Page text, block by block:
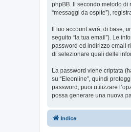
phpBB. Il secondo metodo
“messaggi da ospite”),
Il tuo account avrà, di base,
seguito “la tua email”). Le
password ed indirizzo email
di selezionare quali delle
La password viene criptata
su “Eleonline”, quindi
password, puoi utilizzare
possa generare una nuova
Indice